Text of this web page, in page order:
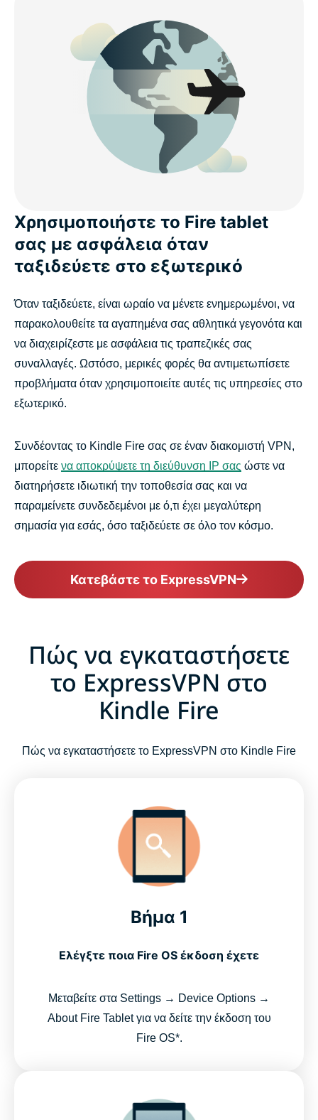
Χρησιμοποιήστε το Fire tablet
σας με ασφάλεια όταν
ταξιδεύετε στο εξωτερικό
Όταν ταξιδεύετε, είναι ωραίο να μένετε ενημερωμένοι, να
παρακολουθείτε τα αγαπημένα σας αθλητικά γεγονότα και
να διαχειρίζεστε με ασφάλεια τις τραπεζικές σας
συναλλαγές. Ωστόσο, μερικές φορές θα αντιμετωπίσετε
προβλήματα όταν χρησιμοποιείτε αυτές τις υπηρεσίες στο
εξωτερικό.
Συνδέοντας το Kindle Fire σας σε έναν διακομιστή VPN,
μπορείτε να αποκρύψετε τη διεύθυνση IP σας ώστε να
διατηρήσετε ιδιωτική την τοποθεσία σας και να
παραμείνετε συνδεδεμένοι με ό,τι έχει μεγαλύτερη
σημασία για εσάς, όσο ταξιδεύετε σε όλο τον κόσμο.
Κατεβάστε το ExpressVPN
Πώς να εγκαταστήσετε
το ExpressVPN στο
Kindle Fire
Πώς να εγκαταστήσετε το ExpressVPN στο Kindle Fire
Βήμα 1
Ελέγξτε ποια Fire OS έκδοση έχετε
Μεταβείτε στα Settings → Device Options →
About Fire Tablet για να δείτε την έκδοση του
Fire OS*.